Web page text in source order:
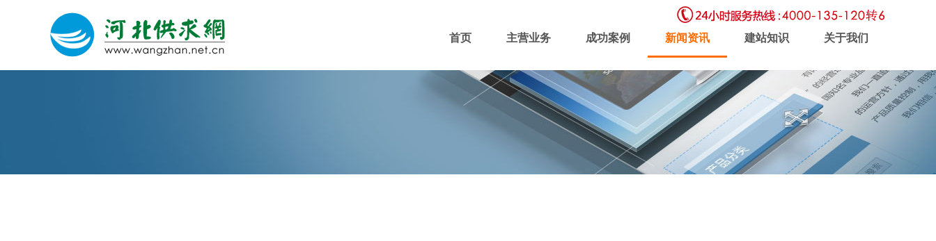
首页 主营业务 成功案例 新闻资讯 建站知识 关于我们
域名注册 虚拟主机 企业邮局 软件开发